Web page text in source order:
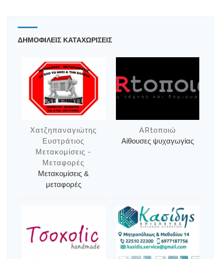
ΔΗΜΟΦΙΛΕΙΣ ΚΑΤΑΧΩΡΙΣΕΙΣ
Χατζηπαναγιώτης
Ευστράτιος
Μετακομίσεις -
Μεταφορές
Μετακομίσεις &
μεταφορές
ARtοποιώ
Αίθουσες ψυχαγωγίας